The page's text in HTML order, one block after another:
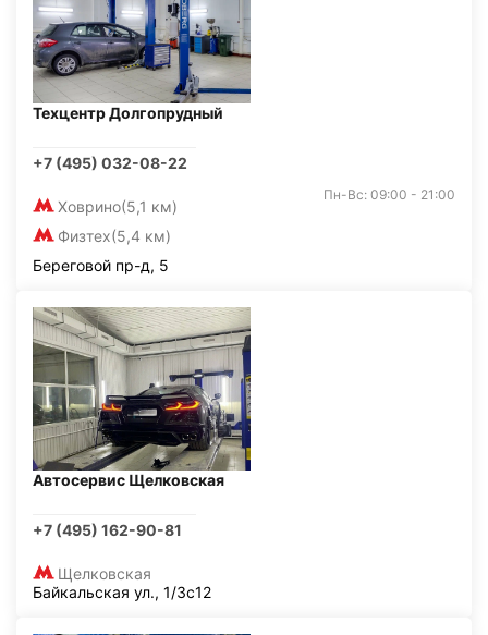
Техцентр Долгопрудный
+7 (495) 032-08-22
Ховрино(5,1 км)
Физтех(5,4 км)
Пн-Вс: 09:00 - 21:00
Береговой пр-д, 5
Автосервис Щелковская
+7 (495) 162-90-81
Щелковская
Байкальская ул., 1/3с12